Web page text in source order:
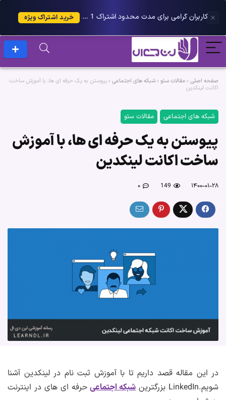
کاربران گرامی برای مدت محدود اشتراک 1 ساله پلاس را می توانید با 25 درصد تخفیف دریافت کنید. خرید اشتراک ویژه
صفحه اصلی »مقالات سئو »شبکه های اجتماعی »پیوستن به یک حرفه ای ها، با آموزش ساخت
اکانت لینکدین
شبکه های اجتماعی مقالات سئو
پیوستن به یک حرفه ای ها، با آموزش
ساخت اکانت لینکدین
۱۴۰۰-۰۱-۲۸ 149 ۰
در این مقاله قصد داریم تا با آموزش ثبت نام در لینکدین آشنا
شویم.LinkedIn بزرگترین
شبکه اجتماعیحرفه ای های در اینترنت